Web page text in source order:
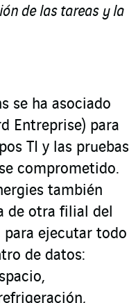
de las tareas y la
se ha asociado
Entreprise) para
TI y las pruebas
comprometido.
también
de otra filial del
para ejecutar todo
de datos: